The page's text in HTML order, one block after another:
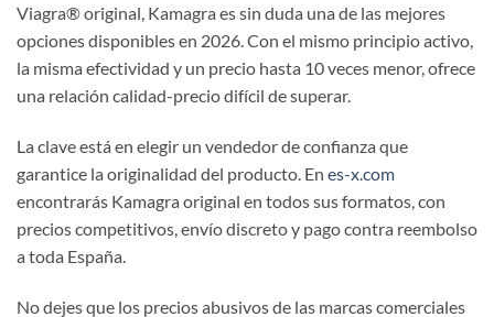
Viagra® original, Kamagra es sin duda una de las mejores
opciones disponibles en 2026. Con el mismo principio activo,
la misma efectividad y un precio hasta 10 veces menor, ofrece
una relación calidad-precio difícil de superar.
La clave está en elegir un vendedor de confianza que
garantice la originalidad del producto. En es-x.com
encontrarás Kamagra original en todos sus formatos, con
precios competitivos, envío discreto y pago contra reembolso
a toda España.
No dejes que los precios abusivos de las marcas comerciales